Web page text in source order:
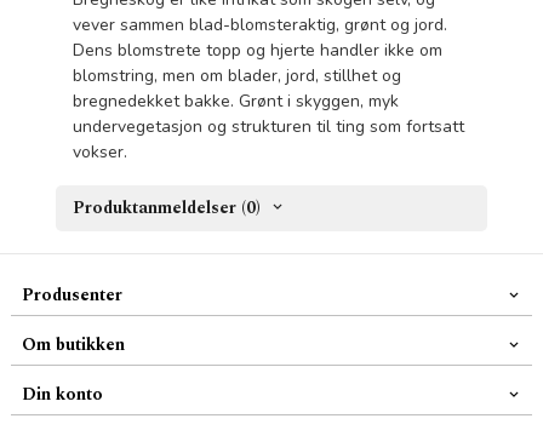
vever sammen blad-blomsteraktig, grønt og jord.
Dens blomstrete topp og hjerte handler ikke om
blomstring, men om blader, jord, stillhet og
bregnedekket bakke. Grønt i skyggen, myk
undervegetasjon og strukturen til ting som fortsatt
vokser.
Produktanmeldelser (0)
Produsenter
Om butikken
Din konto